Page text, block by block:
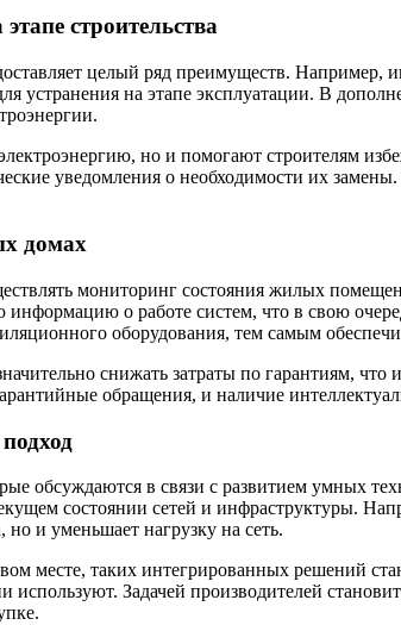
строительства
целый ряд преимуществ.
устранения на этапе эксплуатации. В
но и помогают строителям
уведомления о необходимости их
домах
мониторинг состояния жилых
о работе систем, что в свою
оборудования, тем самым
снижать затраты по гарантиям,
обращения, и наличие
обсуждаются в связи с развитием умных
состоянии сетей и инфраструктуры.
но и уменьшает нагрузку на сеть.
месте, таких интегрированных решений
Задачей производителей